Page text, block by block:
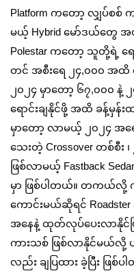
Platform ကတော့ လျှပ်စ
မယ့် Hybrid မော်ဒယ်တွေ
Polestar ကတော့ သူတို့ရဲ့ ရ
တင် အစီးရေ ၂၄,၀၀၀ အထိ ရ
၂၀၂၄ မှာတော့ ၆၇,၀၀၀
ရောင်းချနိုင်ဖို့ အထိ ခန့်မှန်း
မှာတော့ လာမယ့် ၂၀၂၄ အရ
သေးတဲ့ Crossover တစ်စီး
ဖြစ်လာမယ့် Fastback
မှာ ဖြစ်ပါတယ်။ တကယ်လို့
ကောင်းမယ်ဆိုရင်
အနေနဲ့ ထုတ်လုပ်ပေးလာနိုင်
ကားသစ် ဖြစ်လာနိုင်မယ်လို့
လည်း ချပြထား ခဲ့ပြီး ဖြစ်ပ